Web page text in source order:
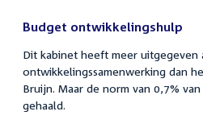
Budget ontwikkelingshulp
Dit kabinet heeft meer uitgegeven
ontwikkelingssamenwerking dan
Bruijn. Maar de norm van 0,7%
gehaald.